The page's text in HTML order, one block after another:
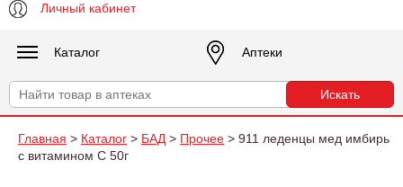
Личный кабинет
Каталог Аптеки
Главная > Каталог > БАД > Прочее > 911 леденцы мед имбирь
с витамином С 50г